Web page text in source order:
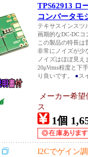
TPS62913 ロ
コンバータモ
テキサスインスツ
画期的なDC-DC
この製品の特長は
非常にノイズが少
ノイズはほぼ見え
20μVrms程度と下
り良いです。 ●ス
メーカー希
ス
1個
I2Cでゲイン